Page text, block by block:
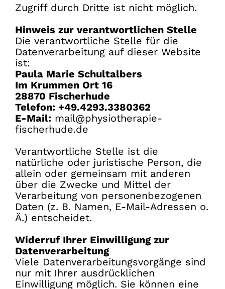
Zugriff durch Dritte ist nicht möglich.
Hinweis zur verantwortlichen Stelle
Die verantwortliche Stelle für die
Datenverarbeitung auf dieser Website
ist:
Paula Marie Schultalbers
Im Krummen Ort 16
28870 Fischerhude
Telefon: +49.4293.3380362
E-Mail: mail@physiotherapie-
fischerhude.de
Verantwortliche Stelle ist die
natürliche oder juristische Person, die
allein oder gemeinsam mit anderen
über die Zwecke und Mittel der
Verarbeitung von personenbezogenen
Daten (z. B. Namen, E-Mail-Adressen o.
Ä.) entscheidet.
Widerruf Ihrer Einwilligung zur
Datenverarbeitung
Viele Datenverarbeitungsvorgänge sind
nur mit Ihrer ausdrücklichen
Einwilligung möglich. Sie können eine